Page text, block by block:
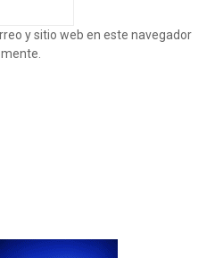
y sitio web en este navegador